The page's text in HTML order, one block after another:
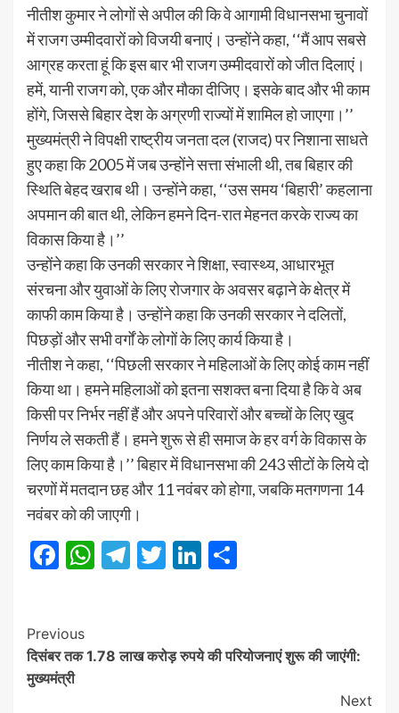
नीतीश कुमार ने लोगों से अपील की कि वे आगामी विधानसभा चुनावों
में राजग उम्मीदवारों को विजयी बनाएं। उन्होंने कहा, ‘‘मैं आप सबसे
आग्रह करता हूं कि इस बार भी राजग उम्मीदवारों को जीत दिलाएं।
हमें, यानी राजग को, एक और मौका दीजिए। इसके बाद और भी काम
होंगे, जिससे बिहार देश के अग्रणी राज्यों में शामिल हो जाएगा।’’
मुख्यमंत्री ने विपक्षी राष्ट्रीय जनता दल (राजद) पर निशाना साधते
हुए कहा कि 2005 में जब उन्होंने सत्ता संभाली थी, तब बिहार की
स्थिति बेहद खराब थी। उन्होंने कहा, ‘‘उस समय ‘बिहारी’ कहलाना
अपमान की बात थी, लेकिन हमने दिन-रात मेहनत करके राज्य का
विकास किया है।’’
उन्होंने कहा कि उनकी सरकार ने शिक्षा, स्वास्थ्य, आधारभूत
संरचना और युवाओं के लिए रोजगार के अवसर बढ़ाने के क्षेत्र में
काफी काम किया है। उन्होंने कहा कि उनकी सरकार ने दलितों,
पिछड़ों और सभी वर्गों के लोगों के लिए कार्य किया है।
नीतीश ने कहा, ‘‘पिछली सरकार ने महिलाओं के लिए कोई काम नहीं
किया था। हमने महिलाओं को इतना सशक्त बना दिया है कि वे अब
किसी पर निर्भर नहीं हैं और अपने परिवारों और बच्चों के लिए खुद
निर्णय ले सकती हैं। हमने शुरू से ही समाज के हर वर्ग के विकास के
लिए काम किया है।’’ बिहार में विधानसभा की 243 सीटों के लिये दो
चरणों में मतदान छह और 11 नवंबर को होगा, जबकि मतगणना 14
नवंबर को की जाएगी।
Facebook
WhatsApp
Telegram
TwitterLinkedIn
Post
Navigation
Previous
दिसंबर तक 1.78 लाख करोड़ रुपये की परियोजनाएं शुरू की जाएंगी:
मुख्यमंत्री
Next